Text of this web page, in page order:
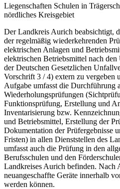
Liegenschaften Schulen in
nördliches Kreisgebiet
Der Landkreis Aurich beabsichtigt,
der regelmäßig wiederkehrenden
elektrischen Anlagen und
elektrischen Betriebsmittel nach
der Deutschen Gesetzlichen
Vorschrift 3 / 4) extern zu vergeben
Aufgabe umfasst die Durchführung
Wiederholungsprüfungen
Funktionsprüfung, Erstellung und
Inventarisierung bzw.
und Betriebsmittel, Erstellung der
Dokumentation der Prüfergebnisse
Fristen) in allen Dienststellen des
umfasst auch die Prüfung in den
Berufsschulen und den
Landkreises Aurich befinden. Nach
neuangeschaffte Geräte innerhalb
werden können.